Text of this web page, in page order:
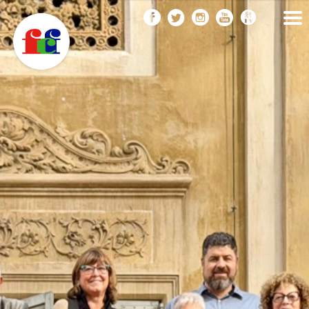
Vés
al
contingut
FEDERACIÓ CATALANA
DE FOTOGRAFIA
F
C
F